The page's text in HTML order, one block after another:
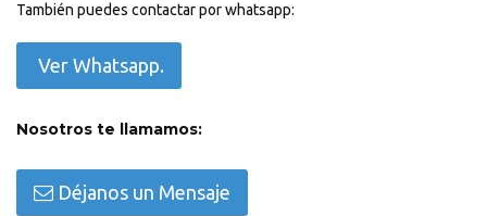
También puedes contactar por whatsapp:
Ver Whatsapp.
Nosotros te llamamos:
Déjanos un Mensaje